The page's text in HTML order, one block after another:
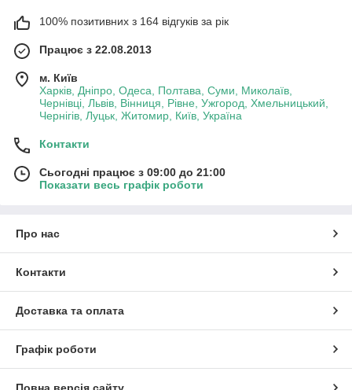
100% позитивних з 164 відгуків за рік
Працює з 22.08.2013
м. Київ
Харків, Дніпро, Одеса, Полтава, Суми, Миколаїв,
Чернівці, Львів, Вінниця, Рівне, Ужгород, Хмельницький,
Чернігів, Луцьк, Житомир, Київ, Україна
Контакти
Сьогодні працює з 09:00 до 21:00
Показати весь графік роботи
Про нас
Контакти
Доставка та оплата
Графік роботи